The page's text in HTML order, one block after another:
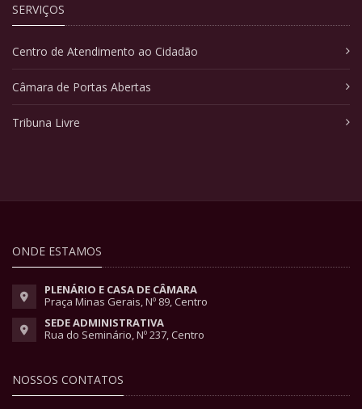
SERVIÇOS
Centro de Atendimento ao Cidadão
Câmara de Portas Abertas
Tribuna Livre
ONDE ESTAMOS
PLENÁRIO E CASA DE CÂMARA
Praça Minas Gerais, Nº 89, Centro
SEDE ADMINISTRATIVA
Rua do Seminário, Nº 237, Centro
NOSSOS CONTATOS